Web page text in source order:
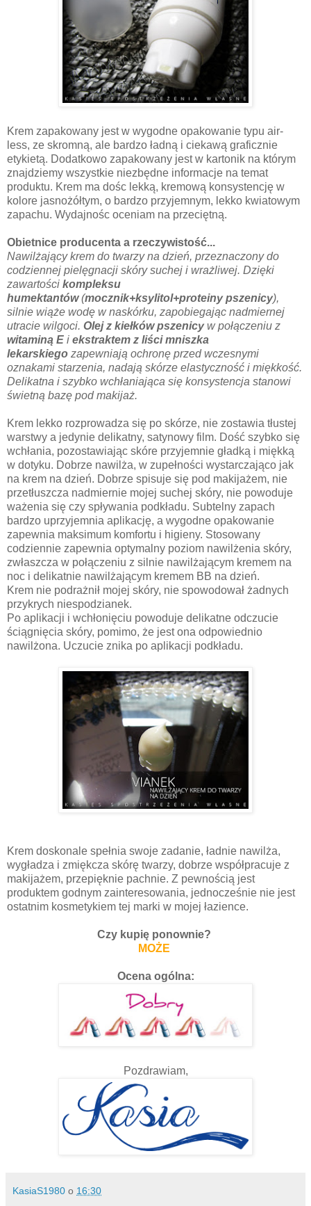
Krem zapakowany jest w wygodne opakowanie typu air-
less, ze skromną, ale bardzo ładną i ciekawą graficznie
etykietą. Dodatkowo zapakowany jest w kartonik na którym
znajdziemy wszystkie niezbędne informacje na temat
produktu. Krem ma dośc lekką, kremową konsystencję w
kolore jasnożółtym, o bardzo przyjemnym, lekko kwiatowym
zapachu. Wydajnośc oceniam na przeciętną.
Obietnice producenta a rzeczywistość...
Nawilżający krem do twarzy na dzień, przeznaczony do
codziennej pielęgnacji skóry suchej i wrażliwej. Dzięki
zawartości kompleksu
humektantów(mocznik+ksylitol+proteiny pszenicy),
silnie wiąże wodę w naskórku, zapobiegając nadmiernej
utracie wilgoci. Olej z kiełków pszenicyw połączeniu z
witaminą E i ekstraktem z liści mniszka
lekarskiego zapewniają ochronę przed wczesnymi
oznakami starzenia, nadają skórze elastyczność i miękkość.
Delikatna i szybko wchłaniająca się konsystencja stanowi
świetną bazę pod makijaż.
Krem lekko rozprowadza się po skórze, nie zostawia tłustej
warstwy a jedynie delikatny, satynowy film. Dość szybko się
wchłania, pozostawiając skóre przyjemnie gładką i miękką
w dotyku. Dobrze nawilża, w zupełności wystarczająco jak
na krem na dzień. Dobrze spisuje się pod makijażem, nie
przetłuszcza nadmiernie mojej suchej skóry, nie powoduje
ważenia się czy spływania podkładu. Subtelny zapach
bardzo uprzyjemnia aplikację, a wygodne opakowanie
zapewnia maksimum komfortu i higieny. Stosowany
codziennie zapewnia optymalny poziom nawilżenia skóry,
zwłaszcza w połączeniu z silnie nawilżającym kremem na
noc i delikatnie nawilżającym kremem BB na dzień.
Krem nie podrażnił mojej skóry, nie spowodował żadnych
przykrych niespodzianek.
Po aplikacji i wchłonięciu powoduje delikatne odczucie
ściągnięcia skóry, pomimo, że jest ona odpowiednio
nawilżona. Uczucie znika po aplikacji podkładu.
Krem doskonale spełnia swoje zadanie, ładnie nawilża,
wygładza i zmiękcza skórę twarzy, dobrze współpracuje z
makijażem, przepięknie pachnie. Z pewnością jest
produktem godnym zainteresowania, jednocześnie nie jest
ostatnim kosmetykiem tej marki w mojej łazience.
Czy kupię ponownie?
MOŻE
Ocena ogólna:
Pozdrawiam,
KasiaS1980 o 16:30